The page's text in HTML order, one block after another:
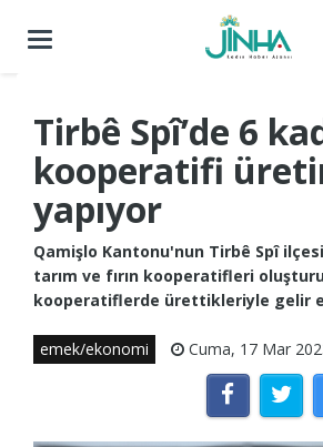
Menüyü
Tirbê Spî’de 6
kooperatifi
yapıyor
Qamişlo Kantonu'nun Tirbê Spî
tarım ve fırın kooperatifleri
kooperatiflerde ürettikleriyle gelir
emek/ekonomi Cuma, 17 Mar